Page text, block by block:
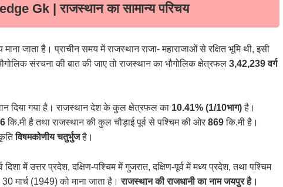
Gk | राजस्थान का सामान्य परिचय
जाता है। प्राचीन समय में राजस्थान राजा- महाराजाओं से रक्षित भूमि थी, इसी
संरचना की बात की जाए तो राजस्थान का भौगोलिक क्षेत्रफल 3,42,239 वर्ग
दिया गया है। राजस्थान देश के कुल क्षेत्रफल का 10.41% (1/10भाग)है।
कि.मी है तथा राजस्थान की कुल चौड़ाई पूर्व से पश्चिम की ओर 869कि.मी है।
विषमकोणीय चतुर्भुजहै।
दिशा में उत्तर प्रदेश, दक्षिण-पश्चिम में गुजरात, दक्षिण-पूर्व में मध्य प्रदेश, तथा पश्चिम
मार्च (1949) को माना जाता है।राजस्थान की राजधानी का नाम जयपुर है।